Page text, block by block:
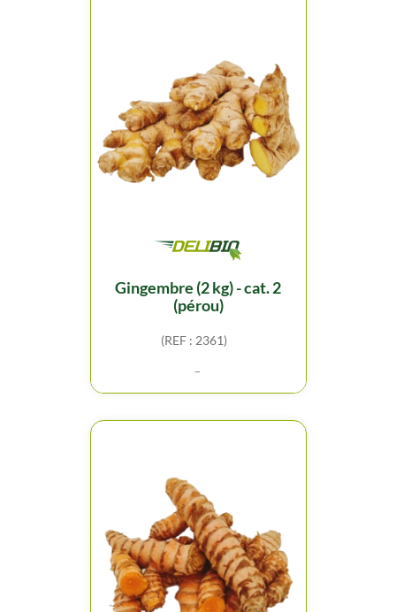
gingembre (2 kg) - cat. 2
(pérou)
(REF : 2361)
-